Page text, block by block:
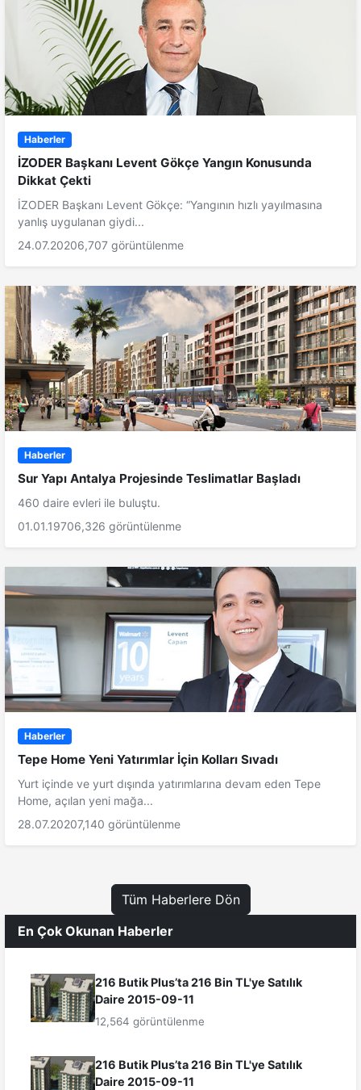
Haberler
İZODER Başkanı Levent Gökçe Yangın Konusunda
Dikkat Çekti
İZODER Başkanı Levent Gökçe: “Yangının hızlı yayılmasına
yanlış uygulanan giydi...
24.07.20206,707 görüntülenme
Haberler
Sur Yapı Antalya Projesinde Teslimatlar Başladı
460 daire evleri ile buluştu.
01.01.19706,326 görüntülenme
Haberler
Tepe Home Yeni Yatırımlar İçin Kolları Sıvadı
Yurt içinde ve yurt dışında yatırımlarına devam eden Tepe
Home, açılan yeni mağa...
28.07.20207,140 görüntülenme
Tüm Haberlere Dön
En Çok Okunan Haberler
216 Butik Plus’ta 216 Bin TL'ye Satılık
Daire 2015-09-11
12,564 görüntülenme
216 Butik Plus’ta 216 Bin TL'ye Satılık
Daire 2015-09-11